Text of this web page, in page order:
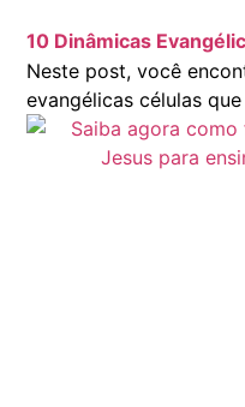
10 Dinâmicas
Neste post, você
evangélicas células